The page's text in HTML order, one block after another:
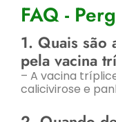
FAQ -
1. Quais são
pela vacina
– A vacina
calicivirose e